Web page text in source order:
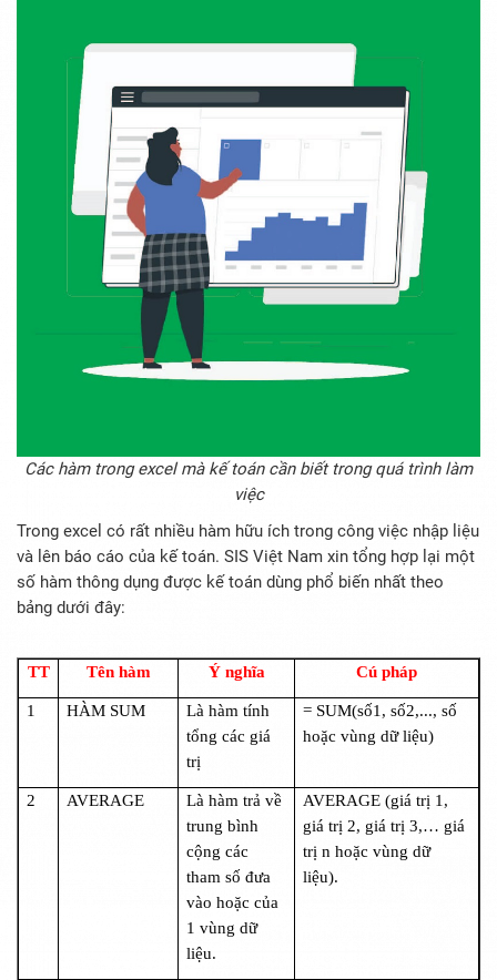
Các hàm trong excel mà kế toán cần biết trong quá trình làm
việc
Trong excel có rất nhiều hàm hữu ích trong công việc nhập liệu
và lên báo cáo của kế toán. SIS Việt Nam xin tổng hợp lại một
số hàm thông dụng được kế toán dùng phổ biến nhất theo
bảng dưới đây:
TT Tên hàm Ý nghĩa Cú pháp
1 HÀM SUM
Là hàm tính
tổng các giá
trị
= SUM(số1, số2,..., số
hoặc vùng dữ liệu)
2 AVERAGE
Là hàm trả về
trung bình
cộng các
tham số đưa
vào hoặc của
1 vùng dữ
liệu.
AVERAGE (giá trị 1,
giá trị 2, giá trị 3,… giá
trị n hoặc vùng dữ
liệu).